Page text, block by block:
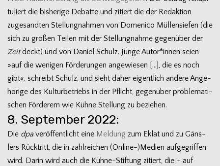
tu­liert die bis­he­rige Debatte und zitiert die der Redak­tion
zuge­sand­ten Stel­lung­nah­men von Dome­nico Mül­len­sie­fen (die
sich zu gro­ßen Tei­len mit der Stel­lung­nahme gegen­über der
Zeitdeckt) und von Daniel Schulz. Junge Autor*innen seien
»auf die weni­gen För­de­run­gen ange­wie­sen […], die es noch
gibt«, schreibt Schulz, und sieht daher eigent­lich andere Ange­
hö­rige des Kul­tur­be­triebs in der Pflicht, gegen­über pro­ble­ma­ti­
schen För­de­rern wie Kühne Stel­lung zu beziehen.
8. September 2022:
Die dpaver­öf­fent­licht eine Mel­dung zum Eklat und zu Gäns­
lers Rück­tritt, die in zahl­rei­chen (Online-)Medien auf­ge­grif­fen
wird. Darin wird auch die Kühne-Stiftung zitiert, die – auf